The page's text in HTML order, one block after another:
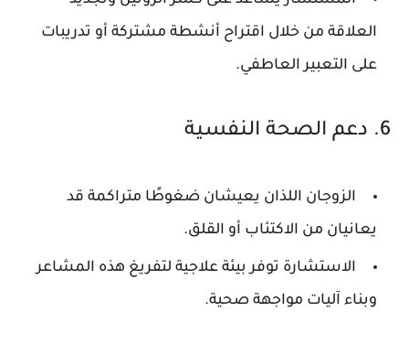
العلاقة من خلال اقتراح أنشطة مشتركة أو تدريبات
على التعبير العاطفي.
6. دعم الصحة النفسية
الزوجان اللذان يعيشان ضغوطًا متراكمة قد
يعانيان من الاكتئاب أو القلق.
الاستشارة توفر بيئة علاجية لتفريغ هذه المشاعر
وبناء آليات مواجهة صحية.